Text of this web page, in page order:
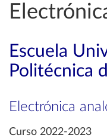
Escuela
Politécnica
Electrónica
Curso 2022-2023